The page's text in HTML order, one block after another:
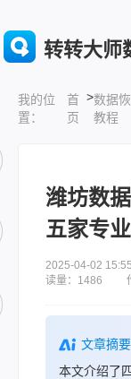
转转大师
我的位
置：
首
页
>数据
教程
潍坊数
五家专
2025-04-02
读量：1486 作
文章摘要
本文介绍了